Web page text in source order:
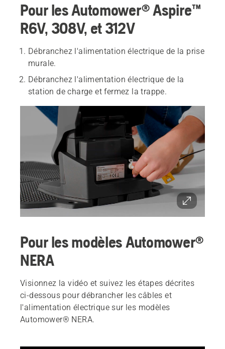
Pour les Automower® Aspire™
R6V, 308V, et 312V
Débranchez l'alimentation électrique de la prise
murale.
Débranchez l'alimentation électrique de la
station de charge et fermez la trappe.
Pour les modèles Automower®
NERA
Visionnez la vidéo et suivez les étapes décrites
ci-dessous pour débrancher les câbles et
l'alimentation électrique sur les modèles
Automower® NERA.